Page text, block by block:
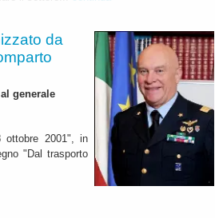
da
generale
ottobre 2001", in
"Dal trasporto